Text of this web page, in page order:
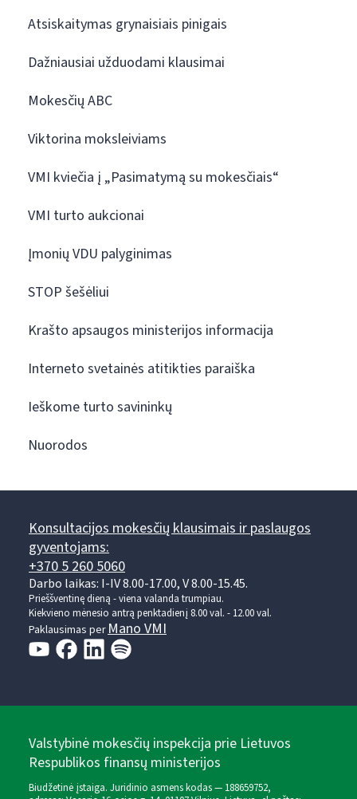
Atsiskaitymas grynaisiais pinigais
Dažniausiai užduodami klausimai
Mokesčių ABC
Viktorina moksleiviams
VMI kviečia į „Pasimatymą su mokesčiais“
VMI turto aukcionai
Įmonių VDU palyginimas
STOP šešėliui
Krašto apsaugos ministerijos informacija
Interneto svetainės atitikties paraiška
Ieškome turto savininkų
Nuorodos
Konsultacijos mokesčių klausimais ir paslaugos
gyventojams:
+370 5 260 5060
Darbo laikas: I-IV 8.00-17.00, V 8.00-15.45.
Prieššventinę dieną - viena valanda trumpiau.
Kiekvieno mėnesio antrą penktadienį 8.00 val. - 12.00 val.
Paklausimas perMano VMI
Valstybinė mokesčių inspekcija prie Lietuvos
Respublikos finansų ministerijos
Biudžetinė įstaiga. Juridinio asmens kodas — 188659752,